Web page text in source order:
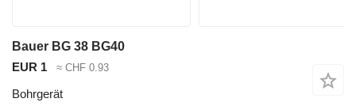
Bauer BG 38 BG40
EUR 1
≈ CHF 0.93
Bohrgerät